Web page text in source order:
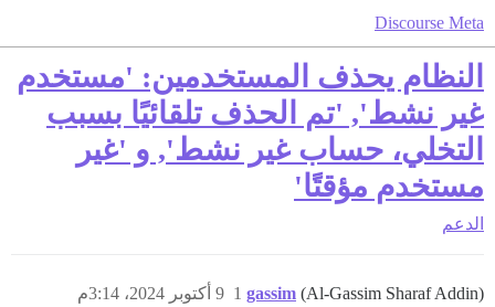
Discourse Meta
النظام يحذف المستخدمين: 'مستخدم
غير نشط', 'تم الحذف تلقائيًا بسبب
التخلي، حساب غير نشط', و 'غير
مستخدم مؤقتًا'
الدعم
gassim (Al-Gassim Sharaf Addin) 9 أكتوبر 2024، 3:14م 1